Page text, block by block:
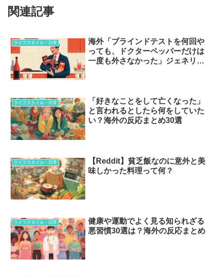
関連記事
ライフスタイル・日常
海外「ブラインドテストを何回や
っても、ドクターペッパーだけは
一度も外さなかった」ジェネリッ
ライフスタイル・日常
「好きなことをして亡くなった」
と言われるとしたら何をしていた
い？海外の反応まとめ30選
ライフスタイル・日常
【Reddit】貧乏飯なのに意外と美
味しかった料理って何？
ライフスタイル・日常
健康や運動でよく見る知られざる
悪習慣30選は？海外の反応まとめ